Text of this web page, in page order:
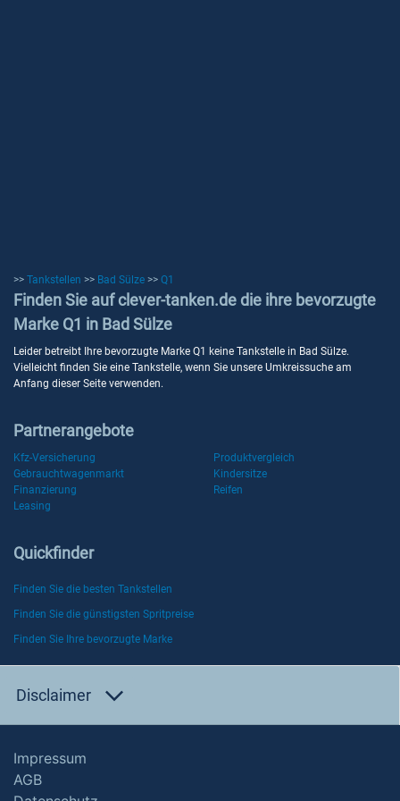
>> Tankstellen >> Bad Sülze >> Q1
Finden Sie auf clever-tanken.de die ihre bevorzugte
Marke Q1 in Bad Sülze
Leider betreibt Ihre bevorzugte Marke Q1 keine Tankstelle in Bad Sülze.
Vielleicht finden Sie eine Tankstelle, wenn Sie unsere Umkreissuche am
Anfang dieser Seite verwenden.
Partnerangebote
Kfz-Versicherung
Produktvergleich
Gebrauchtwagenmarkt
Kindersitze
Finanzierung
Reifen
Leasing
Quickfinder
Finden Sie die besten Tankstellen
Finden Sie die günstigsten Spritpreise
Finden Sie Ihre bevorzugte Marke
Disclaimer
Impressum
AGB